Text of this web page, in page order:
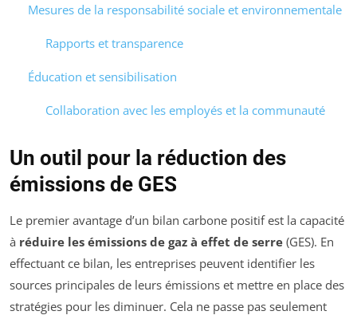
Mesures de la responsabilité sociale et environnementale
Rapports et transparence
Éducation et sensibilisation
Collaboration avec les employés et la communauté
Un outil pour la réduction des
émissions de GES
Le premier avantage d’un bilan carbone positif est la capacité
à réduire les émissions de gaz à effet de serre (GES). En
effectuant ce bilan, les entreprises peuvent identifier les
sources principales de leurs émissions et mettre en place des
stratégies pour les diminuer. Cela ne passe pas seulement